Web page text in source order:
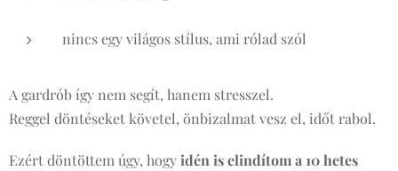
nincs egy világos stílus, ami rólad szól
A gardrób így nem segít, hanem stresszel.
Reggel döntéseket követel, önbizalmat vesz el, időt rabol.
Ezért döntöttem úgy, hogyidén is elindítom a 10 hetes